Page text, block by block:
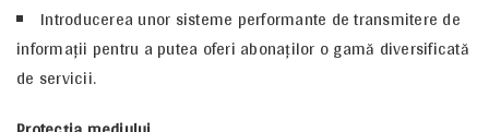
Introducerea unor sisteme performante de transmitere de
informaţii pentru a putea oferi abonaţilor o gamă diversificată
de servicii.